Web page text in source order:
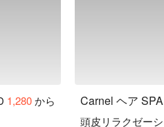
1,280から
Carnel ヘア SPA